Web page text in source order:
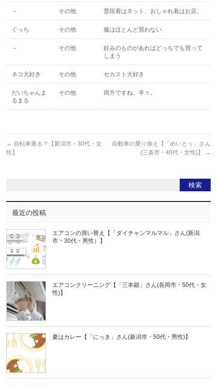
－ その他 普段着はネット、おしゃれ着はお店。
ぐっち その他 服はほとんど買わない
－ その他
好みのものがあればどっちでも買って
しまう
ネコ大好き その他 セカスト大好き
だいちゃんま
るまる
その他 両方ですね。半々。
← 自転車乗る？【新潟市・30代・女
性】
自動車の乗り換え【「めいとぅ」さん
(三条市・40代・女性)】
→
最近の投稿
エアコンの買い替え【「ダイチャンマルマル」さん(新潟
市・30代・男性）】
エアコンクリーニング【「三本銀」さん(長岡市・50代・女
性)】
夏はカレー【「にっき」さん(新潟市・50代・男性)】